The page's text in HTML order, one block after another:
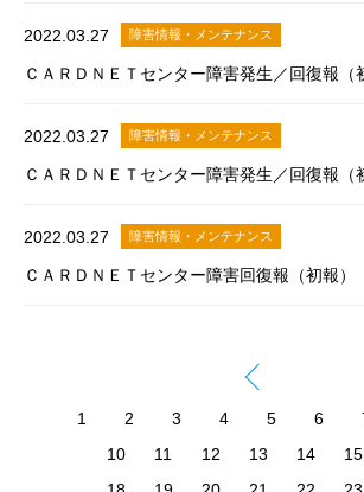
2022.03.27 障害情報・メンテナンス
ＣＡＲＤＮＥＴセンター障害発生／回復報
2022.03.27 障害情報・メンテナンス
ＣＡＲＤＮＥＴセンター障害発生／回復報（
2022.03.27 障害情報・メンテナンス
ＣＡＲＤＮＥＴセンター障害回復報（初報